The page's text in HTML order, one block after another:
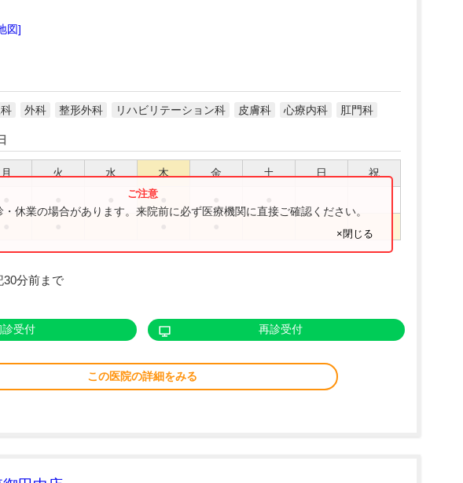
図]
外科 整形外科 リハビリテーション科 皮膚科 心療内科 肛門科
月 火 水 木 金 土 日 祝
休業の場合があります。来院前に必ず医療機関に直接ご確認ください。
×閉じる
30分前まで
診受付 再診受付
この医院の詳細をみる